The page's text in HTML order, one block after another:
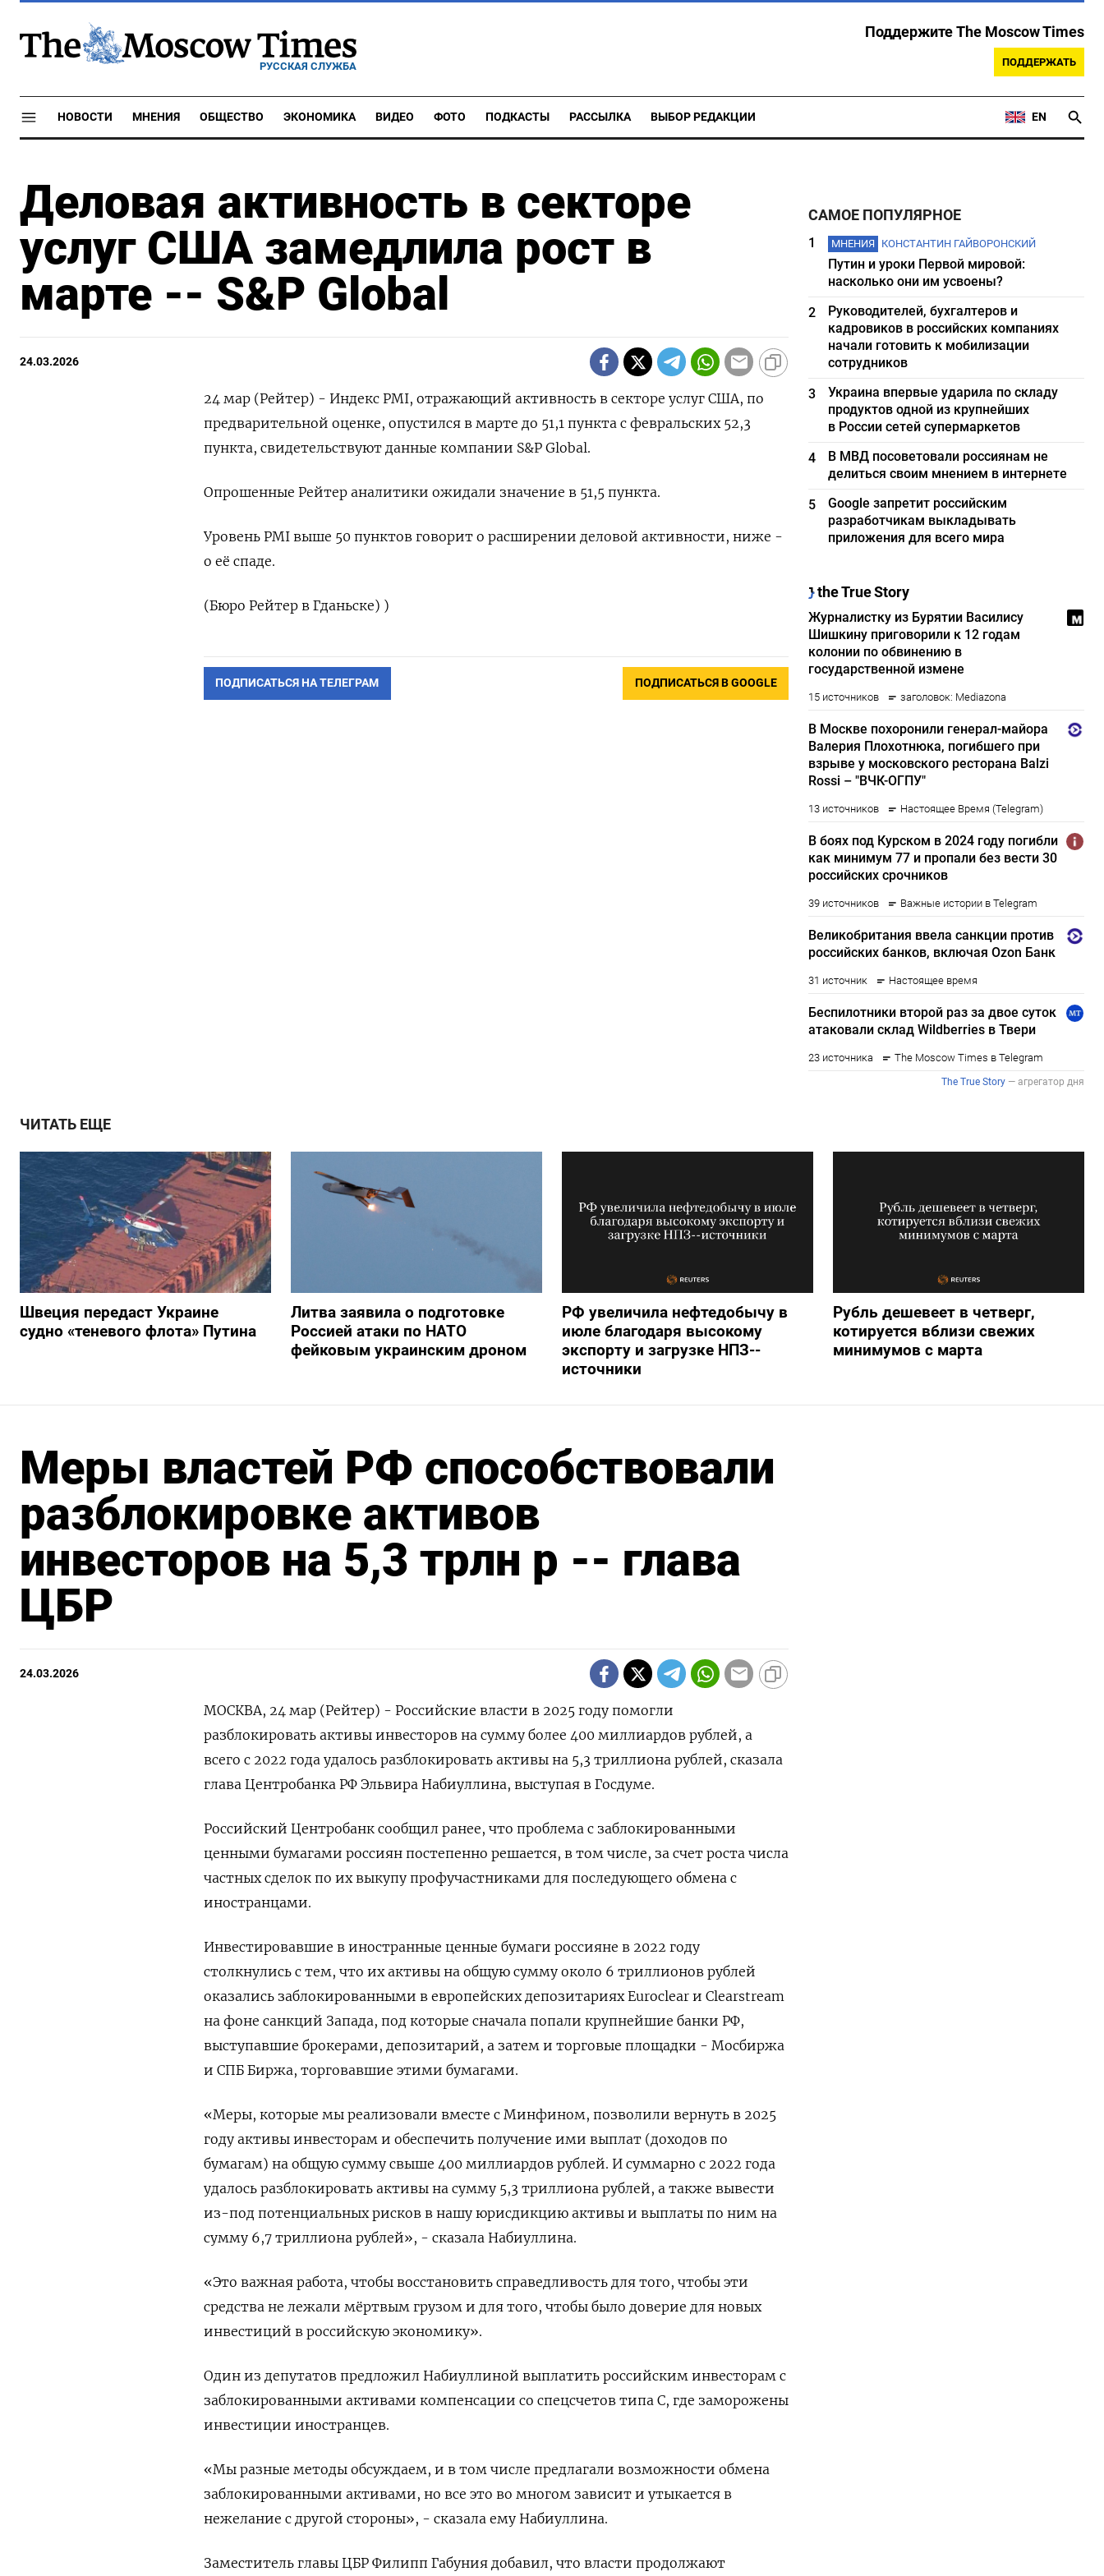
РУССКАЯ СЛУЖБА
Поддержите The Moscow Times
ПОДДЕРЖАТЬ
НОВОСТИ МНЕНИЯ ОБЩЕСТВО ЭКОНОМИКА ВИДЕО ФОТО ПОДКАСТЫ РАССЫЛКА ВЫБОР РЕДАКЦИИ EN
Деловая активность в секторе
услуг США замедлила рост в
марте -- S&P Global
24.03.2026
24 мар (Рейтер) - Индекс PMI, ‌отражающий активность в секторе ​услуг США, ​по ​
предварительной ⁠оценке, ‌опустился в ‌марте до 51,1 пункта ​с ‌февральских 52,3 ​
пункта, свидетельствуют ‌данные компании S&P Global.
Опрошенные Рейтер ​аналитики ​ожидали ‌значение ​в 51,5 пункта.
Уровень PMI выше 50 пунктов говорит ​о ⁠расширении деловой активности, ‌ниже -
о ‌её спаде.
(Бюро ​Рейтер в ‌Гданьске) )
ПОДПИСАТЬСЯ НА ТЕЛЕГРАМ ПОДПИСАТЬСЯ В GOOGLE
САМОЕ ПОПУЛЯРНОЕ
1 МНЕНИЯ КОНСТАНТИН ГАЙВОРОНСКИЙ
Путин и уроки Первой мировой:
насколько они им усвоены?
2
Руководителей, бухгалтеров и
кадровиков в российских компаниях
начали готовить к мобилизации
сотрудников
3
Украина впервые ударила по складу
продуктов одной из крупнейших
в России сетей супермаркетов
4
В МВД посоветовали россиянам не
делиться своим мнением в интернете
5
Google запретит российским
разработчикам выкладывать
приложения для всего мира
ЧИТАТЬ ЕЩЕ
Швеция передаст Украине
судно «теневого флота» Путина
Литва заявила о подготовке
Россией атаки по НАТО
фейковым украинским дроном
РФ увеличила нефтедобычу в
июле благодаря высокому
экспорту и загрузке НПЗ--
источники
Рубль дешевеет в четверг,
котируется вблизи свежих
минимумов с марта
Меры властей РФ способствовали
разблокировке активов
инвесторов на 5,3 трлн р -- глава
ЦБР
24.03.2026
МОСКВА, 24 мар (Рейтер) - Российские власти в 2025 году помогли
разблокировать активы инвесторов на сумму более 400 миллиардов рублей, а
всего с 2022 года удалось разблокировать активы на 5,3 триллиона рублей, ‌сказала
глава Центробанка РФ Эльвира Набиуллина, выступая в Госдуме.
Российский Центробанк сообщил ранее, что проблема с заблокированными
ценными бумагами россиян постепенно решается, в том числе, за счет роста числа
частных ​сделок по их выкупу профучастниками для ​последующего обмена с
иностранцами.
Инвестировавшие ​в иностранные ⁠ценные бумаги россияне в 2022 году
столкнулись с тем, что ‌их активы на общую сумму около ‌6 триллионов рублей
оказались заблокированными в европейских депозитариях Euroclear и Clearstream
на фоне санкций Запада, ​под которые сначала попали крупнейшие банки РФ,
выступавшие брокерами, депозитарий, а затем и ‌торговые площадки - Мосбиржа
и СПБ Биржа, торговавшие этими бумагами.
«Меры, которые мы реализовали ​вместе с Минфином, позволили вернуть в 2025
году активы инвесторам и обеспечить получение ‌ими выплат (доходов по
бумагам) на общую сумму свыше 400 миллиардов рублей. И суммарно с 2022 года
удалось разблокировать активы на сумму 5,3 триллиона рублей, ​а также вывести ​
из-под потенциальных рисков в нашу ‌юрисдикцию активы и выплаты по ним на
сумму 6,7 триллиона рублей», - сказала ​Набиуллина.
«Это важная работа, чтобы восстановить справедливость для того, чтобы эти
средства не лежали мёртвым грузом и для того, чтобы было доверие для новых
инвестиций в российскую экономику».
Один из депутатов предложил Набиуллиной выплатить российским инвесторам с
заблокированными активами компенсации со спецсчетов типа С, где заморожены
инвестиции иностранцев.
«Мы разные методы обсуждаем, и в том числе предлагали возможности обмена ​
заблокированными активами, но все это ⁠во многом зависит и утыкается в
нежелание с другой стороны», - сказала ему Набиуллина.
Заместитель главы ЦБР Филипп Габуния добавил, ‌что власти продолжают